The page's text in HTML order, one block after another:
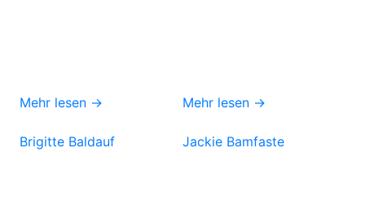
Mehr lesen → Mehr lesen →
Brigitte Baldauf Jackie Bamfaste